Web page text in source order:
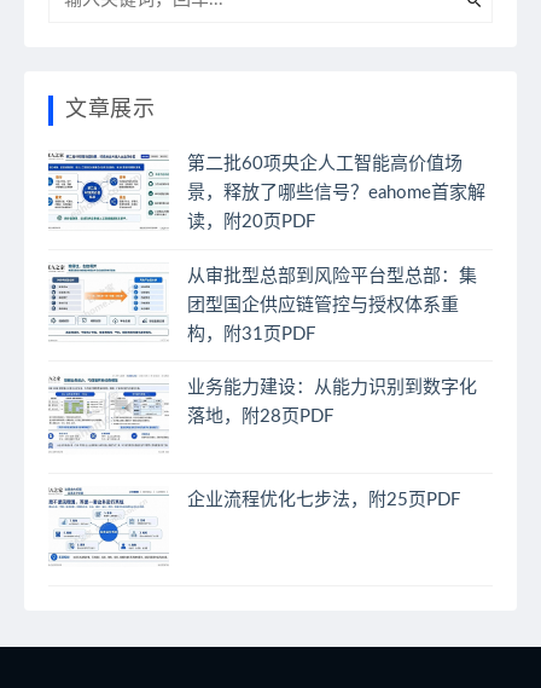
文章展示
第二批60项央企人工智能高价值场
景，释放了哪些信号？eahome首家解
读，附20页PDF
从审批型总部到风险平台型总部：集
团型国企供应链管控与授权体系重
构，附31页PDF
业务能力建设：从能力识别到数字化
落地，附28页PDF
企业流程优化七步法，附25页PDF